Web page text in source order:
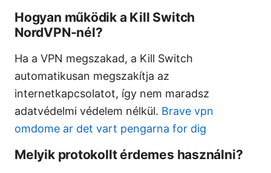
Hogyan működik a Kill Switch
NordVPN-nél?
Ha a VPN megszakad, a Kill Switch
automatikusan megszakítja az
internetkapcsolatot, így nem maradsz
adatvédelmi védelem nélkül. Brave vpn
omdome ar det vart pengarna for dig
Melyik protokollt érdemes használni?